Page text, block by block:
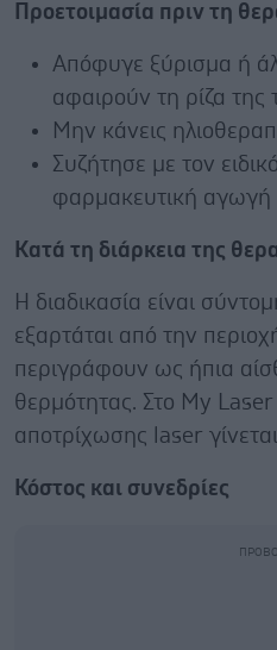
Προετοιμασία πριν τη
Απόφυγε ξύρισμα ή
αφαιρούν τη ρίζα της
Μην κάνεις
Συζήτησε με τον
φαρμακευτική αγωγή
Κατά τη διάρκεια της
Η διαδικασία είναι
εξαρτάται από την
περιγράφουν ως ήπια
θερμότητας. Στο My
αποτρίχωσης laser
Κόστος και συνεδρίες